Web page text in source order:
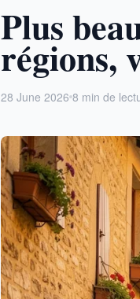
Plus
régions,
28 June 2026 8 min de